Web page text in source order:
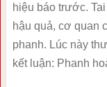
hiệu báo trước.
hậu quả, cơ quan
phanh. Lúc này
kết luận: Phanh